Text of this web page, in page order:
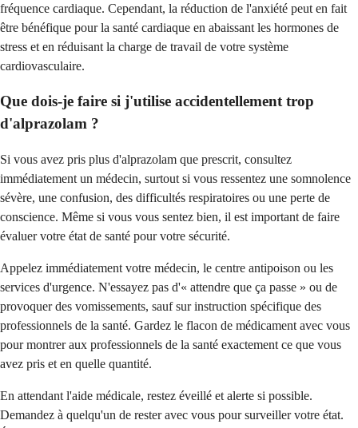
fréquence cardiaque. Cependant, la réduction de l'anxiété peut en fait
être bénéfique pour la santé cardiaque en abaissant les hormones de
stress et en réduisant la charge de travail de votre système
cardiovasculaire.
Que dois-je faire si j'utilise accidentellement trop
d'alprazolam ?
Si vous avez pris plus d'alprazolam que prescrit, consultez
immédiatement un médecin, surtout si vous ressentez une somnolence
sévère, une confusion, des difficultés respiratoires ou une perte de
conscience. Même si vous vous sentez bien, il est important de faire
évaluer votre état de santé pour votre sécurité.
Appelez immédiatement votre médecin, le centre antipoison ou les
services d'urgence. N'essayez pas d'« attendre que ça passe » ou de
provoquer des vomissements, sauf sur instruction spécifique des
professionnels de la santé. Gardez le flacon de médicament avec vous
pour montrer aux professionnels de la santé exactement ce que vous
avez pris et en quelle quantité.
En attendant l'aide médicale, restez éveillé et alerte si possible.
Demandez à quelqu'un de rester avec vous pour surveiller votre état.